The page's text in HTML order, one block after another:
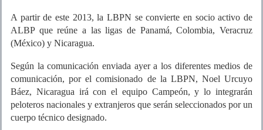
A partir de este 2013, la LBPN se convierte en socio activo de
ALBP que reúne a las ligas de Panamá, Colombia, Veracruz
(México) y Nicaragua.
Según la comunicación enviada ayer a los diferentes medios de
comunicación, por el comisionado de la LBPN, Noel Urcuyo
Báez, Nicaragua irá con el equipo Campeón, y lo integrarán
peloteros nacionales y extranjeros que serán seleccionados por un
cuerpo técnico designado.